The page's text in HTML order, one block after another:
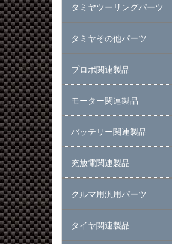
タミヤツーリングパーツ
タミヤその他パーツ
プロポ関連製品
モーター関連製品
バッテリー関連製品
充放電関連製品
クルマ用汎用パーツ
タイヤ関連製品